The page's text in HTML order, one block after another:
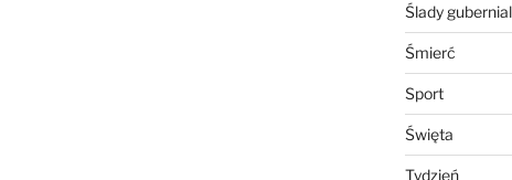
Ślady
Śmierć
Sport
Święta
Tydzień